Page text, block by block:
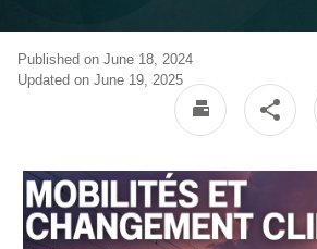
Published on June 18, 2024
Updated on June 19, 2025